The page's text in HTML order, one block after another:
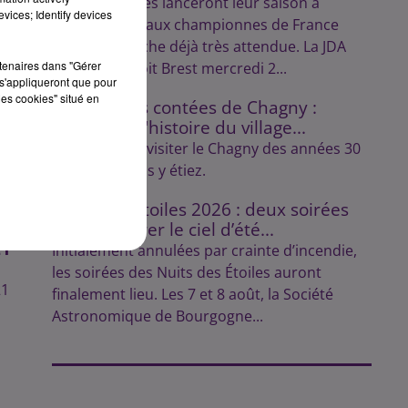
domicile face aux championnes de France
dans une affiche déjà très attendue. La JDA
Handball reçoit Brest mercredi 2...
Les balades contées de Chagny :
découvrez l'histoire du village...
Lulu vous fait visiter le Chagny des années 30
comme si vous y étiez.
Nuits des Étoiles 2026 : deux soirées
pour explorer le ciel d’été...
Initialement annulées par crainte d’incendie,
les soirées des Nuits des Étoiles auront
finalement lieu. Les 7 et 8 août, la Société
Astronomique de Bourgogne...
Identify devices
dans "Gérer
que pour
cookies" situé en